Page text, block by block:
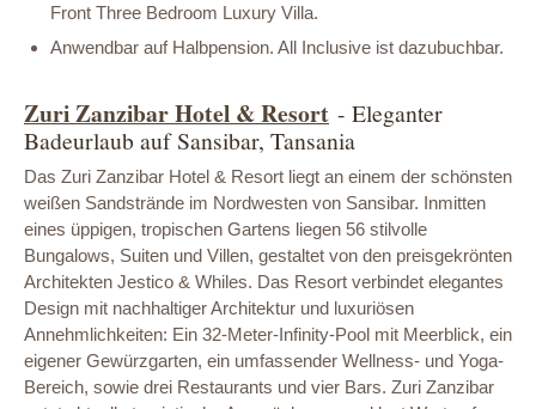
Front Three Bedroom Luxury Villa.
Anwendbar auf Halbpension. All Inclusive ist dazubuchbar.
Zuri Zanzibar Hotel & Resort - Eleganter
Badeurlaub auf Sansibar, Tansania
Das Zuri Zanzibar Hotel & Resort liegt an einem der schönsten
weißen Sandstrände im Nordwesten von Sansibar. Inmitten
eines üppigen, tropischen Gartens liegen 56 stilvolle
Bungalows, Suiten und Villen, gestaltet von den preisgekrönten
Architekten Jestico & Whiles. Das Resort verbindet elegantes
Design mit nachhaltiger Architektur und luxuriösen
Annehmlichkeiten: Ein 32-Meter-Infinity-Pool mit Meerblick, ein
eigener Gewürzgarten, ein umfassender Wellness- und Yoga-
Bereich, sowie drei Restaurants und vier Bars. Zuri Zanzibar